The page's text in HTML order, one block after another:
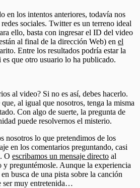
en los intentos anteriores, todavía nos
sociales. Twitter es un terreno ideal
ello, basta con ingresar el ID del video
al final de la dirección Web) en el
Entre los resultados podría estar la
es que otro usuario lo ha publicado.
al video? Si no es así, debes hacerlo.
al igual que nosotros, tenga la misma
Con algo de suerte, la pregunta de
puede resolvernos el misterio.
nosotros lo que pretendimos de los
en los comentarios preguntando, casi
O escribamos un mensaje directo al
preguntémosle. Aunque la experiencia
busca de una pista sobre la canción
ser muy entretenida…